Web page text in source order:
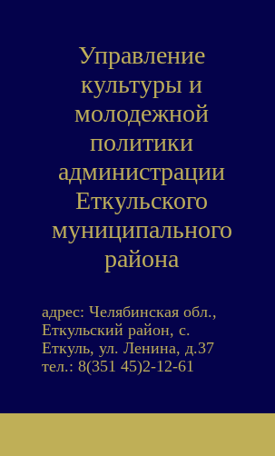
Управление
культуры и
молодежной
политики
администрации
Еткульского
муниципального
района
адрес: Челябинская обл.,
Еткульский район, с.
Еткуль, ул. Ленина, д.37
тел.: 8(351 45)2-12-61